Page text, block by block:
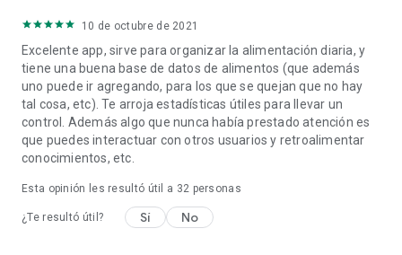
10 de octubre de 2021
Excelente app, sirve para organizar la alimentación diaria, y
tiene una buena base de datos de alimentos (que además
uno puede ir agregando, para los que se quejan que no hay
tal cosa, etc). Te arroja estadísticas útiles para llevar un
control. Además algo que nunca había prestado atención es
que puedes interactuar con otros usuarios y retroalimentar
conocimientos, etc.
Esta opinión les resultó útil a 32 personas
¿Te resultó útil? Sí No